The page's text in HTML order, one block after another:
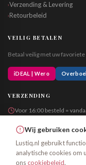
›Verzending & Levering
›Retourbeleid
VEILIG BETALEN
Betaal veilig met uw
iDEAL | Wero
VERZENDING
Voor 16:00 besteld =
© 2026
Wij gebruiken
Lustiq.nl gebruikt
analytische cookies om
onscookiebeleid.